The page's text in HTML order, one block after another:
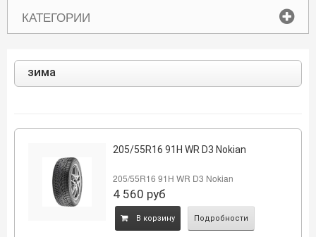
КАТЕГОРИИ
зима
205/55R16 91H WR D3 Nokian
205/55R16 91H WR D3 Nokian
4 560 руб
B корзину Подробности